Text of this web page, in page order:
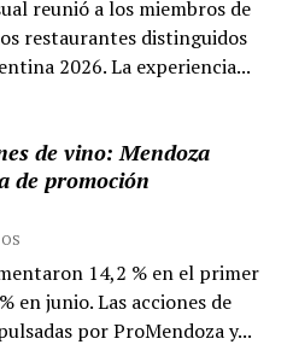
reunió a los miembros de
restaurantes distinguidos
2026. La experiencia...
de vino: Mendoza
de promoción
14,2 % en el primer
en junio. Las acciones de
por ProMendoza y...